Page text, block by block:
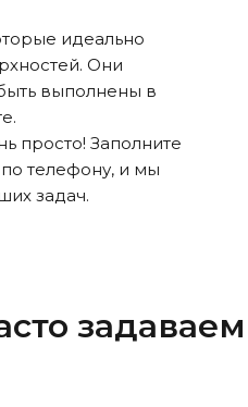
идеально
Они
выполнены в
просто! Заполните
телефону, и мы
задач.